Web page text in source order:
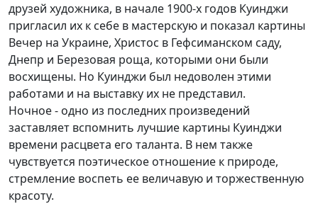
друзей художника, в начале 1900-х годов Куинджи
пригласил их к себе в мастерскую и показал картины
Вечер на Украине, Христос в Гефсиманском саду,
Днепр и Березовая роща, которыми они были
восхищены. Но Куинджи был недоволен этими
работами и на выставку их не представил.
Ночное - одно из последних произведений
заставляет вспомнить лучшие картины Куинджи
времени расцвета его таланта. В нем также
чувствуется поэтическое отношение к природе,
стремление воспеть ее величавую и торжественную
красоту.